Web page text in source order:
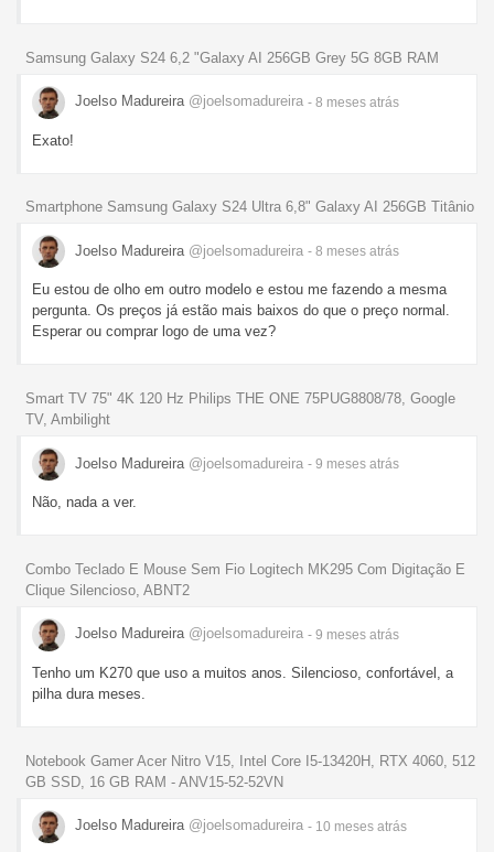
Samsung Galaxy S24 6,2 "Galaxy AI 256GB Grey 5G 8GB RAM
Joelso Madureira @joelsomadureira - 8 meses atrás
Exato!
Smartphone Samsung Galaxy S24 Ultra 6,8" Galaxy AI 256GB Titânio
Joelso Madureira @joelsomadureira - 8 meses atrás
Eu estou de olho em outro modelo e estou me fazendo a mesma
pergunta. Os preços já estão mais baixos do que o preço normal.
Esperar ou comprar logo de uma vez?
Smart TV 75" 4K 120 Hz Philips THE ONE 75PUG8808/78, Google
TV, Ambilight
Joelso Madureira @joelsomadureira - 9 meses atrás
Não, nada a ver.
Combo Teclado E Mouse Sem Fio Logitech MK295 Com Digitação E
Clique Silencioso, ABNT2
Joelso Madureira @joelsomadureira - 9 meses atrás
Tenho um K270 que uso a muitos anos. Silencioso, confortável, a
pilha dura meses.
Notebook Gamer Acer Nitro V15, Intel Core I5-13420H, RTX 4060, 512
GB SSD, 16 GB RAM - ANV15-52-52VN
Joelso Madureira @joelsomadureira - 10 meses atrás